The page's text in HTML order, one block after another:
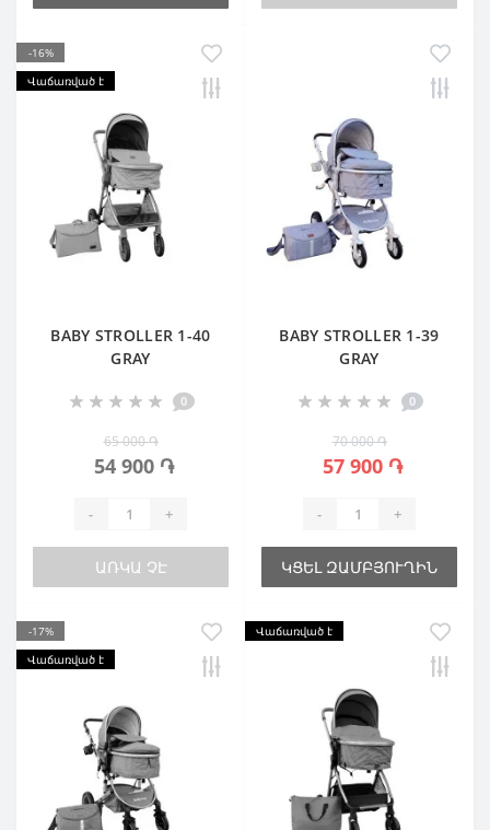
-16%
Վաճառված է
BABY STROLLER 1-40
GRAY
0
65 000 ֏
54 900 ֏
- +
ԱՌԿԱ ՉԷ
BABY STROLLER 1-39
GRAY
0
70 000 ֏
57 900 ֏
- +
ԿՑԵԼ ԶԱՄԲՅՈՒՂԻՆ
-17%
Վաճառված է
Վաճառված է